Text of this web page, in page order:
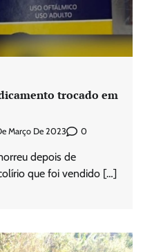
trocado em
Março De 2023 0
depois de
que foi vendido […]